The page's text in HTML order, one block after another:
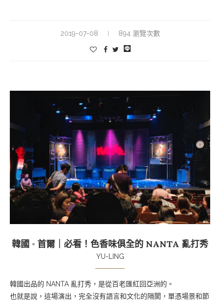
2019-07-08 894 瀏覽次數
韓國 ◦ 首爾｜必看！色香味俱全的 NANTA 亂打秀
YU-LING
韓國出品的 NANTA 亂打秀，是從百老匯紅回亞洲的。
也就是說，這場演出，完全沒有語言和文化的隔閡，單憑場景和節